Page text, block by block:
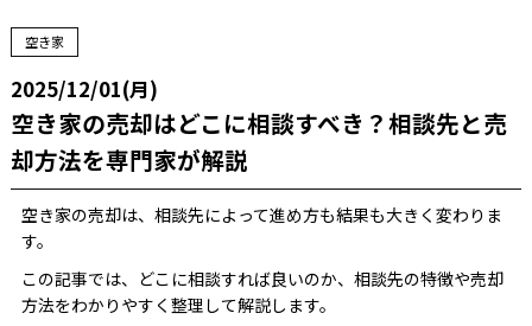
空き家
2025/12/01(月)
空き家の売却はどこに相談すべき？相談先と売
却方法を専門家が解説
空き家の売却は、相談先によって進め方も結果も大きく変わりま
す。
この記事では、どこに相談すれば良いのか、相談先の特徴や売却
方法をわかりやすく整理して解説します。